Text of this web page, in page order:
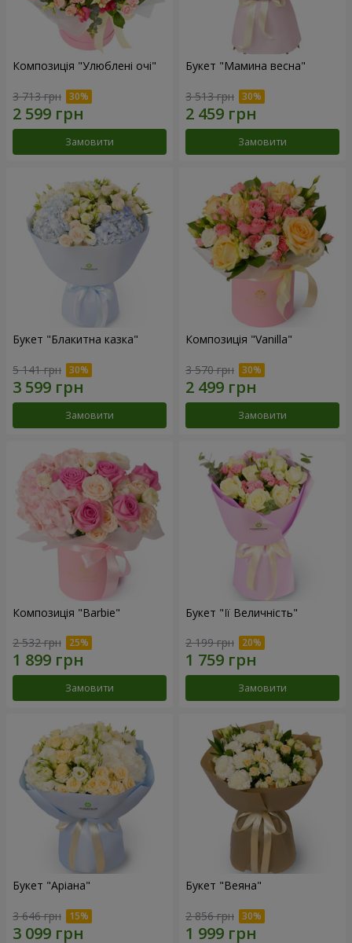
Композиція "Улюблені очі"
3 713 грн
Замовити
Букет "Мамина весна"
3 513 грн
Замовити
Букет "Блакитна казка"
5 141 грн
Замовити
Композиція "Vanilla"
3 570 грн
Замовити
Композиція "Barbie"
2 532 грн
Замовити
Букет "Її Величність"
2 199 грн
Замовити
Букет "Аріана"
3 646 грн
Букет "Веяна"
2 856 грн